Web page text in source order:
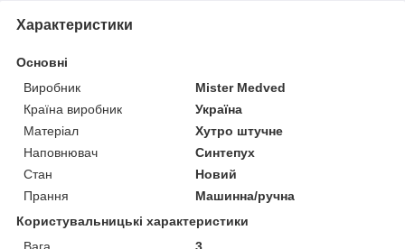
Характеристики
Основні
Виробник
Mister Medved
Країна виробник
Україна
Матеріал
Хутро штучне
Наповнювач
Синтепух
Стан
Новий
Прання
Машинна/ручна
Користувальницькі характеристики